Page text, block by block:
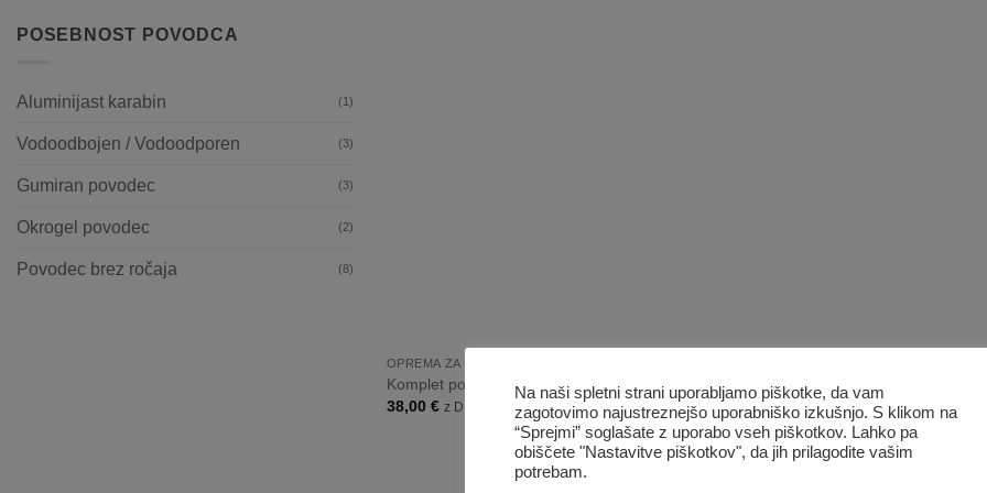
POSEBNOST POVODCA
Aluminijast karabin (1)
Vodoodbojen / Vodoodporen (3)
Gumiran povodec (3)
Okrogel povodec (2)
Povodec brez ročaja (8)
OPREMA ZA PSE
Komplet povodcev za trening obrambe
38,00 € z DDV
Povodec za trening obrambe
42,60€ – 49,90 €Cenovni
razpon:
od
42,60 €
z DDV
Na naši spletni strani uporabljamo piškotke, da vam
zagotovimo najustreznejšo uporabniško izkušnjo. S klikom na
“Sprejmi” soglašate z uporabo vseh piškotkov. Lahko pa
obiščete "Nastavitve piškotkov", da jih prilagodite vašim
potrebam.